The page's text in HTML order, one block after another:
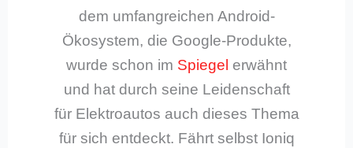
dem umfangreichen Android-
Ökosystem, die Google-Produkte,
wurde schon im Spiegel erwähnt
und hat durch seine Leidenschaft
für Elektroautos auch dieses Thema
für sich entdeckt. Fährt selbst Ioniq